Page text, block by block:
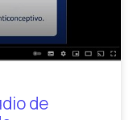
de